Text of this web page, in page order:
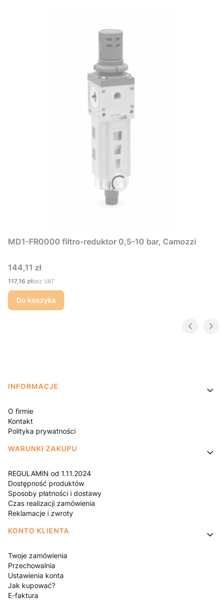
MD1-FR0000 filtro-reduktor 0,5-10 bar, Camozzi
Cena
144,11 zł
Cena
117,16 złbez VAT
Do koszyka
Linki w stopce
INFORMACJE
O firmie
Kontakt
Polityka prywatności
WARUNKI ZAKUPU
REGULAMIN od 1.11.2024
Dostępność produktów
Sposoby płatności i dostawy
Czas realizacji zamówienia
Reklamacje i zwroty
KONTO KLIENTA
Twoje zamówienia
Przechowalnia
Ustawienia konta
Jak kupować?
E-faktura